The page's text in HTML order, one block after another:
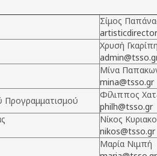
Σίμος
Χρυσή Γκαρίπη
Μίνα
mina@tsso.gr
Προγραμματισμού
Φίλιππος
philh@tsso.gr
Νίκος
nikos@tsso.gr
Μαρία Νιμπή